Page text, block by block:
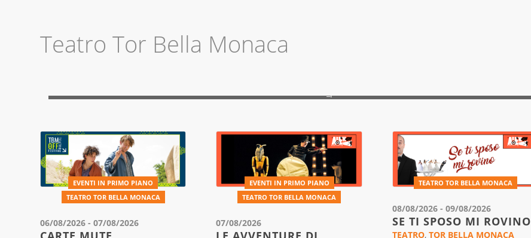
Teatro Tor Bella Monaca
EVENTI IN PRIMO PIANO
TEATRO TOR BELLA MONACA
06/08/2026 - 07/08/2026
EVENTI IN PRIMO PIANO
TEATRO TOR BELLA MONACA
07/08/2026
TEATRO TOR BELLA MONACA
08/08/2026 - 09/08/2026
SE TI SPOSO MI ROVINO
TEATRO, TOR BELLA MONACA